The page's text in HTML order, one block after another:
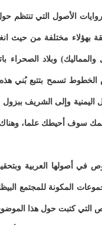
الأصول التي تنتظم
بهؤلاء مختلفة من حيث
وبلاد الصحراء
تسمح بتتبع بُني
اليمنية وإلى الشريف
سوف أحيطك علما، وهناك
في أصولها العربية
المكونة للمجتمع
التي كتبت حول هذا